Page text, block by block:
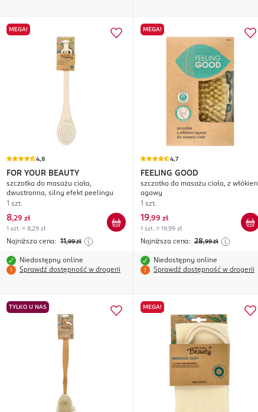
MEGA!
4,8
FOR YOUR BEAUTY
szczotka do masażu ciała,
dwustronna, silny efekt peelingu
1 szt.
8,29 zł
1 szt. = 8,29 zł
Najniższa cena: 11,99 zł
Niedostępny online
Sprawdź dostępność w drogerii
MEGA!
4,7
FEELING GOOD
szczotka do masażu ciała, z włókien
agawy
1 szt.
19,99 zł
1 szt. = 19,99 zł
Najniższa cena: 28,99 zł
Niedostępny online
Sprawdź dostępność w drogerii
TYLKO U NAS MEGA!